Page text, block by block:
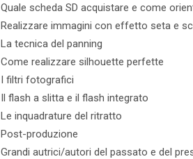
Quale scheda SD acquistare e come
Realizzare immagini con effetto seta e
La tecnica del panning
Come realizzare silhouette perfette
I filtri fotografici
Il flash a slitta e il flash integrato
Le inquadrature del ritratto
Post-produzione
Grandi autrici/autori del passato e del